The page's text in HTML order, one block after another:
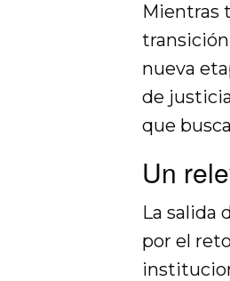
Mientras
nueva
de
que
Un
La salida
por el